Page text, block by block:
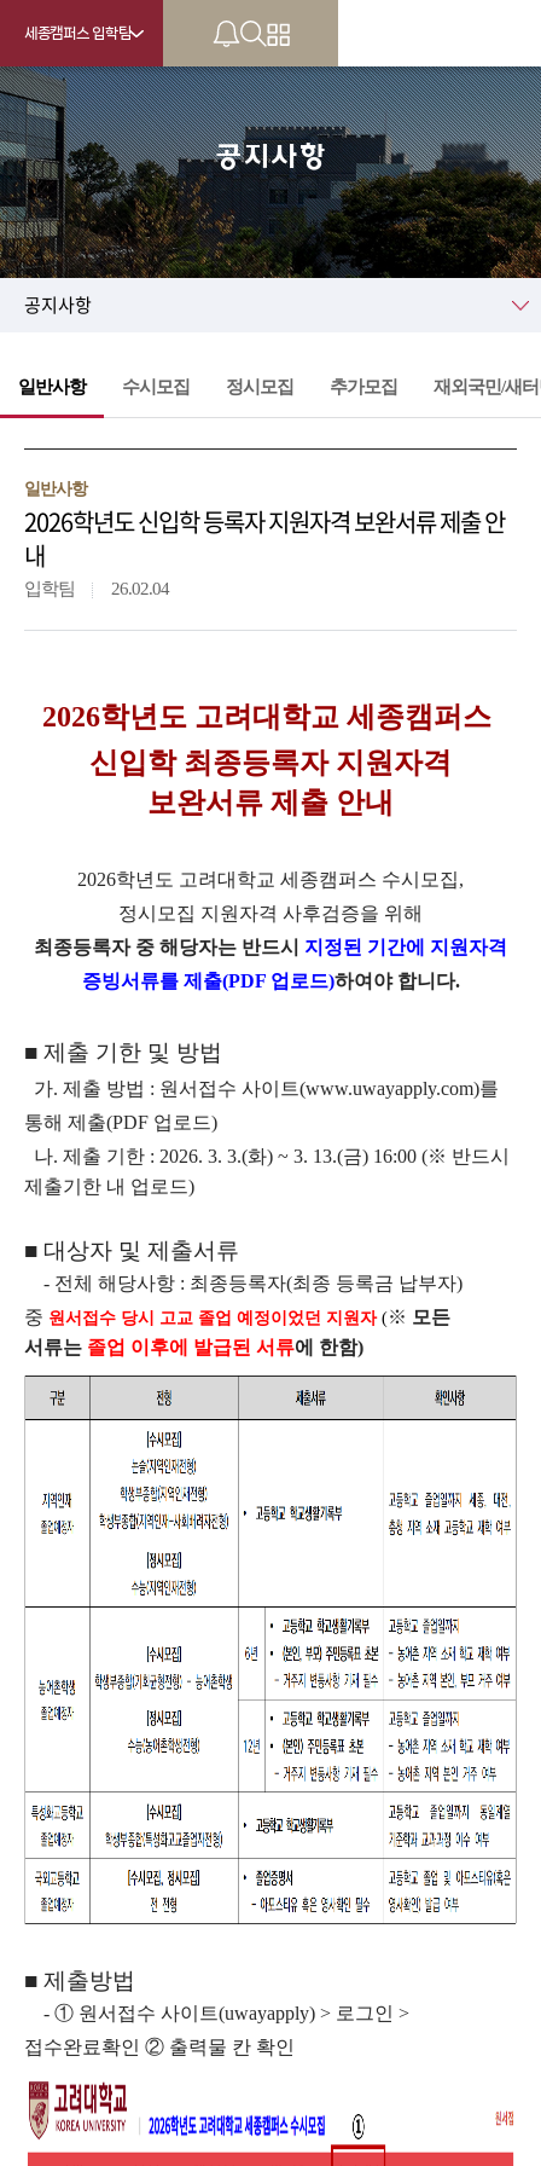
세종캠퍼스 입학팀
KU
공지사항
공지사항
일반사항 수시모집 정시모집 추가모집 재외국민/새
일반사항
2026학년도 신입학 등록자 지원자격 보완서류 제출 안
내
입학팀 26.02.04
2026학년도 고려대학교 세종캠퍼스
신입학 최종등록자 지원자격
보완서류 제출 안내
2026학년도 고려대학교 세종캠퍼스 수시모집,
정시모집 지원자격 사후검증을 위해
최종등록자 중 해당자는 반드시 지정된 기간에 지원자격
증빙서류를 제출(PDF 업로드)하여야 합니다.
■ 제출 기한 및 방법
가. 제출 방법 : 원서접수 사이트(www.uwayapply.com)를
통해 제출(PDF 업로드)
나. 제출 기한 : 2026. 3. 3.(화) ~ 3. 13.(금) 16:00 (※ 반드시
제출기한 내 업로드)
■ 대상자 및 제출서류
- 전체 해당사항 : 최종등록자(최종 등록금 납부자)
중 원서접수 당시 고교 졸업 예정이었던 지원자 (※ 모든
서류는 졸업 이후에 발급된 서류에 한함)
■ 제출방법
- ① 원서접수 사이트(uwayapply) > 로그인 >
접수완료확인 ② 출력물 칸 확인